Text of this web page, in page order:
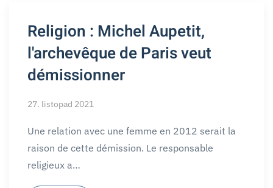
Religion : Michel Aupetit,
l'archevêque de Paris veut
démissionner
27. listopad 2021
Une relation avec une femme en 2012 serait la
raison de cette démission. Le responsable
religieux a…